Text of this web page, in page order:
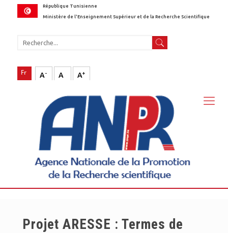
République Tunisienne
Ministère de l'Enseignement Supérieur et de la Recherche Scientifique
A- A A+
Projet ARESSE : Termes de